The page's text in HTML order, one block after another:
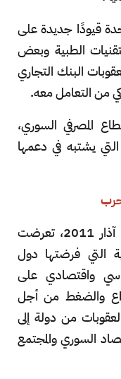
المتحدة قيودًا جديدة على
الطبية وبعض
البنك التجاري
من التعامل معه.
المصرفي السوري،
يشتبه في دعمها
منذ اندلاع الأزمة السورية في مارس/ آذار 2011، تعرضت
التي فرضتها دول
واقتصادي على
والضغط من أجل
من دولة إلى
السوري والمجتمع